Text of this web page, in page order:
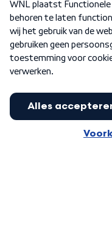
Nieuwsbrief
Word Lid